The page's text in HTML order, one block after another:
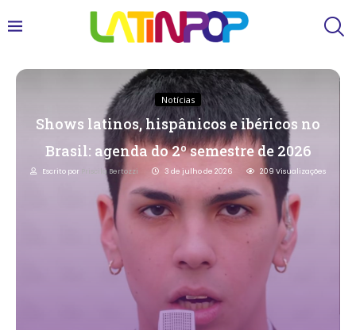
Notícias
Shows latinos, hispânicos e ibéricos no
Brasil: agenda do 2º semestre de 2026
Escrito por Priscila Bertozzi 3 de julho de 2026 209 Visualizações